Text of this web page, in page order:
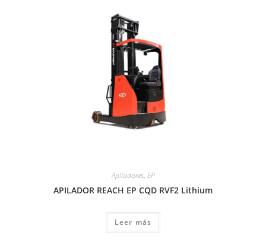
Apiladores, EP
APILADOR REACH EP CQD RVF2 Lithium
Leer más